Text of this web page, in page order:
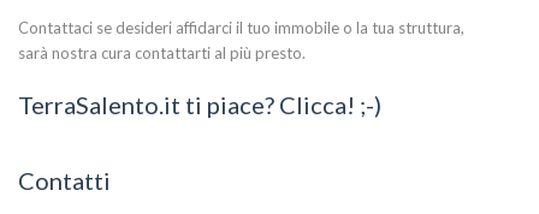
Contattaci se desideri affidarci il tuo immobile o la tua struttura,
sarà nostra cura contattarti al più presto.
TerraSalento.it ti piace? Clicca! ;-)
Contatti